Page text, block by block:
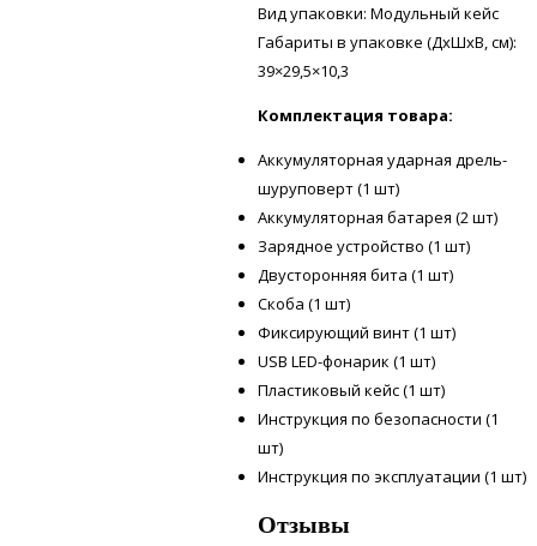
Вид упаковки: Модульный кейс
Габариты в упаковке (ДхШхВ, см):
39×29,5×10,3
Комплектация товара:
Аккумуляторная ударная дрель-
шуруповерт (1 шт)
Аккумуляторная батарея (2 шт)
Зарядное устройство (1 шт)
Двусторонняя бита (1 шт)
Скоба (1 шт)
Фиксирующий винт (1 шт)
USB LED-фонарик (1 шт)
Пластиковый кейс (1 шт)
Инструкция по безопасности (1
шт)
Инструкция по эксплуатации (1 шт)
Отзывы